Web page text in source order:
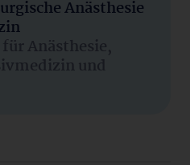
Anästhesie
Anästhesie,
und